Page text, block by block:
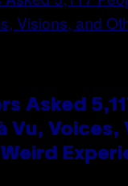
Asked
Vu, Voices,